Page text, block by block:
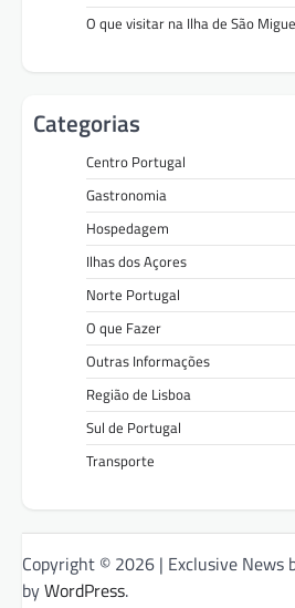
O que visitar na Ilha de São
Categorias
Centro Portugal
Gastronomia
Hospedagem
Ilhas dos Açores
Norte Portugal
O que Fazer
Outras Informações
Região de Lisboa
Sul de Portugal
Transporte
Copyright © 2026 | Exclusive News
byWordPress.